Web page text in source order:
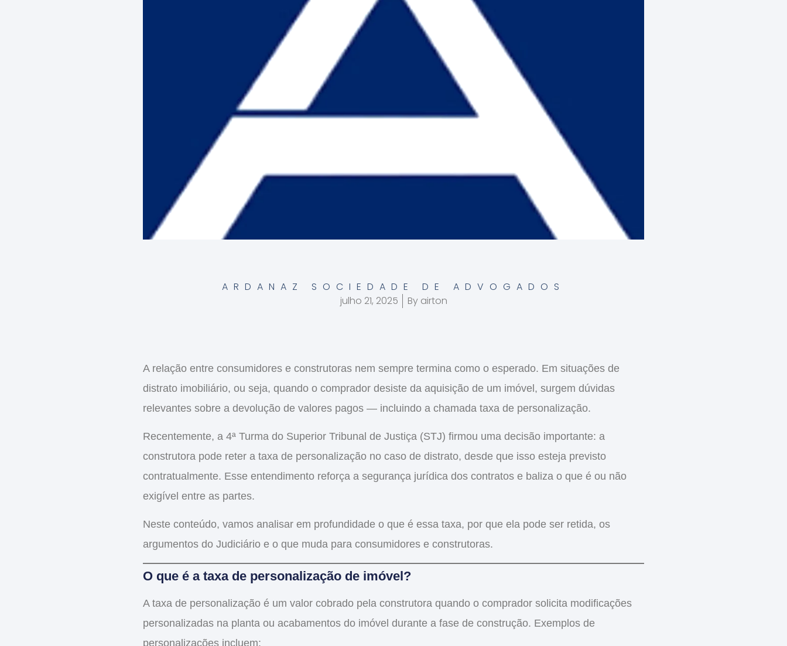
ARDANAZ SOCIEDADE DE ADVOGADOS
julho 21, 2025
Byairton
A relação entre consumidores e construtoras nem sempre termina como o esperado. Em situações de
distrato imobiliário, ou seja, quando o comprador desiste da aquisição de um imóvel, surgem dúvidas
relevantes sobre a devolução de valores pagos — incluindo a chamada taxa de personalização.
Recentemente, a 4ª Turma do Superior Tribunal de Justiça (STJ) firmou uma decisão importante: a
construtora pode reter a taxa de personalização no caso de distrato, desde que isso esteja previsto
contratualmente. Esse entendimento reforça a segurança jurídica dos contratos e baliza o que é ou não
exigível entre as partes.
Neste conteúdo, vamos analisar em profundidade o que é essa taxa, por que ela pode ser retida, os
argumentos do Judiciário e o que muda para consumidores e construtoras.
O que é a taxa de personalização de imóvel?
A taxa de personalização é um valor cobrado pela construtora quando o comprador solicita modificações
personalizadas na planta ou acabamentos do imóvel durante a fase de construção. Exemplos de
personalizações incluem: